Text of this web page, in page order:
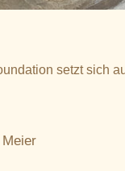
setzt sich